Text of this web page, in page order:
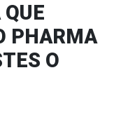
PHARMA
O